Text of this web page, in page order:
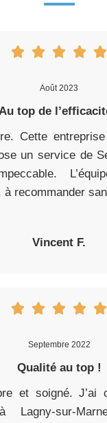
Août 2023
top de
Cette
un service de
à recommander
Vincent F.
Septembre 2022
Qualité au top !
et soigné. J’ai
Lagny-sur-